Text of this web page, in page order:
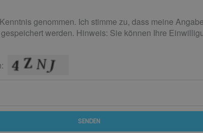
genommen. Ich stimme zu, dass meine
werden. Hinweis: Sie können Ihre
SENDEN